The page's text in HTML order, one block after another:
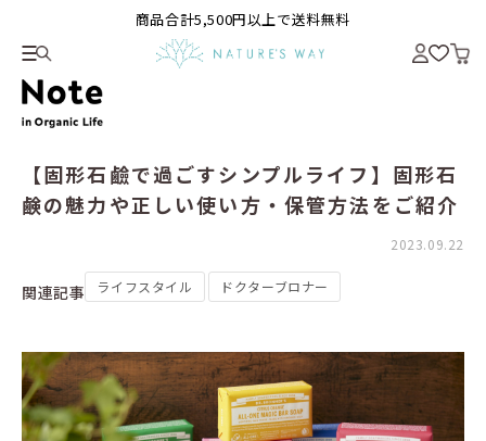
商品合計5,500円以上で送料無料
【固形石鹼で過ごすシンプルライフ】固形石
鹸の魅力や正しい使い方・保管方法をご紹介
2023.09.22
関連記事 ライフスタイル ドクターブロナー